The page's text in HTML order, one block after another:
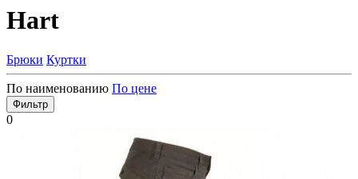
Hart
Брюки Куртки
По наименованию По цене
Фильтр
0